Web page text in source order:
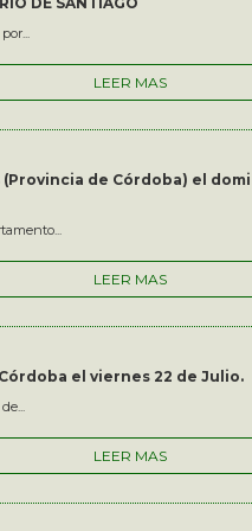
LEER MAS
de Córdoba) el
LEER MAS
el viernes 22 de Julio.
LEER MAS